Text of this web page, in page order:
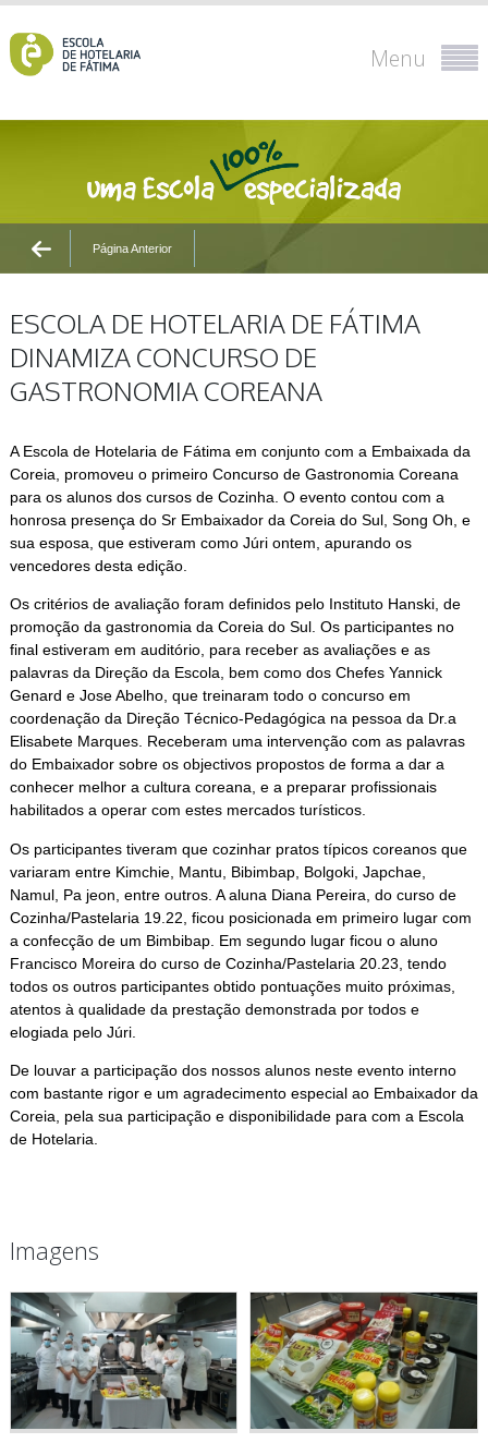
Menu
Página Anterior
ESCOLA DE HOTELARIA DE FÁTIMA
DINAMIZA CONCURSO DE
GASTRONOMIA COREANA
A Escola de Hotelaria de Fátima em conjunto com a Embaixada da
Coreia, promoveu o primeiro Concurso de Gastronomia Coreana
para os alunos dos cursos de Cozinha. O evento contou com a
honrosa presença do Sr Embaixador da Coreia do Sul, Song Oh, e
sua esposa, que estiveram como Júri ontem, apurando os
vencedores desta edição.
Os critérios de avaliação foram definidos pelo Instituto Hanski, de
promoção da gastronomia da Coreia do Sul. Os participantes no
final estiveram em auditório, para receber as avaliações e as
palavras da Direção da Escola, bem como dos Chefes Yannick
Genard e Jose Abelho, que treinaram todo o concurso em
coordenação da Direção Técnico-Pedagógica na pessoa da Dr.a
Elisabete Marques. Receberam uma intervenção com as palavras
do Embaixador sobre os objectivos propostos de forma a dar a
conhecer melhor a cultura coreana, e a preparar profissionais
habilitados a operar com estes mercados turísticos.
Os participantes tiveram que cozinhar pratos típicos coreanos que
variaram entre Kimchie, Mantu, Bibimbap, Bolgoki, Japchae,
Namul, Pa jeon, entre outros. A aluna Diana Pereira, do curso de
Cozinha/Pastelaria 19.22, ficou posicionada em primeiro lugar com
a confecção de um Bimbibap. Em segundo lugar ficou o aluno
Francisco Moreira do curso de Cozinha/Pastelaria 20.23, tendo
todos os outros participantes obtido pontuações muito próximas,
atentos à qualidade da prestação demonstrada por todos e
elogiada pelo Júri.
De louvar a participação dos nossos alunos neste evento interno
com bastante rigor e um agradecimento especial ao Embaixador da
Coreia, pela sua participação e disponibilidade para com a Escola
de Hotelaria.
Imagens